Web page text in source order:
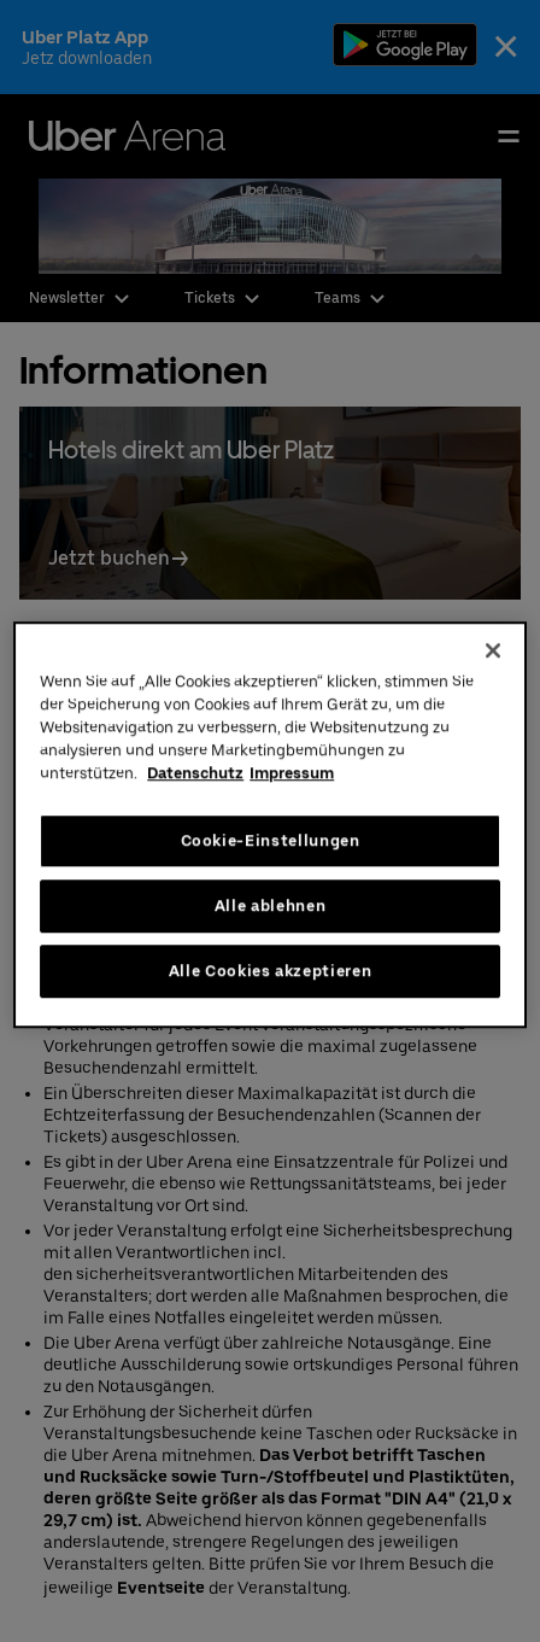
to
content
Tickets
×
Uber Platz App
Jetz downloaden
English
Events & Tickets
Fotos & Videos
Ihr Besuch
Die Arena
CSR & Nachhaltigkeit
Newsletter Tickets Teams
Informationen
Hotels direkt am Uber Platz
Jetzt buchen
Sicherheit
Sicherheitsvorkehrungen in der Uber
Arena
Die Uber Arena verfügt als Multifunktionsarena über eine
permanente Betriebsgenehmigung. Um diese zu erhalten,
abgenommenes Sicherheits- und Brandschutzkonzept
vorweisen können und die zahlreichen Auflagen in Punkto
Im Vorwege jeder Veranstaltung werden in Zusammenarbeit
mit den Behörden (Polizei und Feuerwehr) und dem
Veranstalter für jedes Event veranstaltungsspezifische
Vorkehrungen getroffen sowie die maximal zugelassene
Besuchendenzahl ermittelt.
Ein Überschreiten dieser Maximalkapazität ist durch die
Echtzeiterfassung der Besuchendenzahlen (Scannen der
Tickets) ausgeschlossen.
Es gibt in der Uber Arena eine Einsatzzentrale für Polizei und
Feuerwehr, die ebenso wie Rettungssanitätsteams, bei jeder
Veranstaltung vor Ort sind.
Vor jeder Veranstaltung erfolgt eine Sicherheitsbesprechung
mit allen Verantwortlichen incl.
den sicherheitsverantwortlichen Mitarbeitenden des
Veranstalters; dort werden alle Maßnahmen besprochen, die
im Falle eines Notfalles eingeleitet werden müssen.
Die Uber Arena verfügt über zahlreiche Notausgänge. Eine
deutliche Ausschilderung sowie ortskundiges Personal führen
zu den Notausgängen.
Zur Erhöhung der Sicherheit dürfen
Veranstaltungsbesuchende keine Taschen oder Rucksäcke in
die Uber Arena mitnehmen. Das Verbot betrifft Taschen
und Rucksäcke sowie Turn-/Stoffbeutel und Plastiktüten,
deren größte Seite größer als das Format "DIN A4" (21,0 x
29,7 cm) ist. Abweichend hiervon können gegebenenfalls
anderslautende, strengere Regelungen des jeweiligen
Veranstalters gelten. Bitte prüfen Sie vor Ihrem Besuch die
jeweilige Eventseite der Veranstaltung.
Wenn Sie auf „Alle Cookies akzeptieren“ klicken, stimmen Sie
der Speicherung von Cookies auf Ihrem Gerät zu, um die
Websitenavigation zu verbessern, die Websitenutzung zu
analysieren und unsere Marketingbemühungen zu
unterstützen.
Datenschutz Impressum
Cookie-Einstellungen
Alle ablehnen
Alle Cookies akzeptieren